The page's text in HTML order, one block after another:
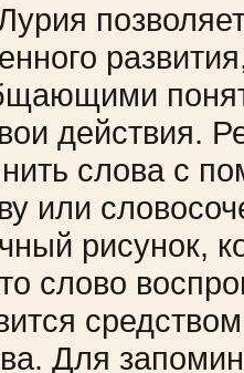
действия.
слова с
или
рисунок,
слово
Для